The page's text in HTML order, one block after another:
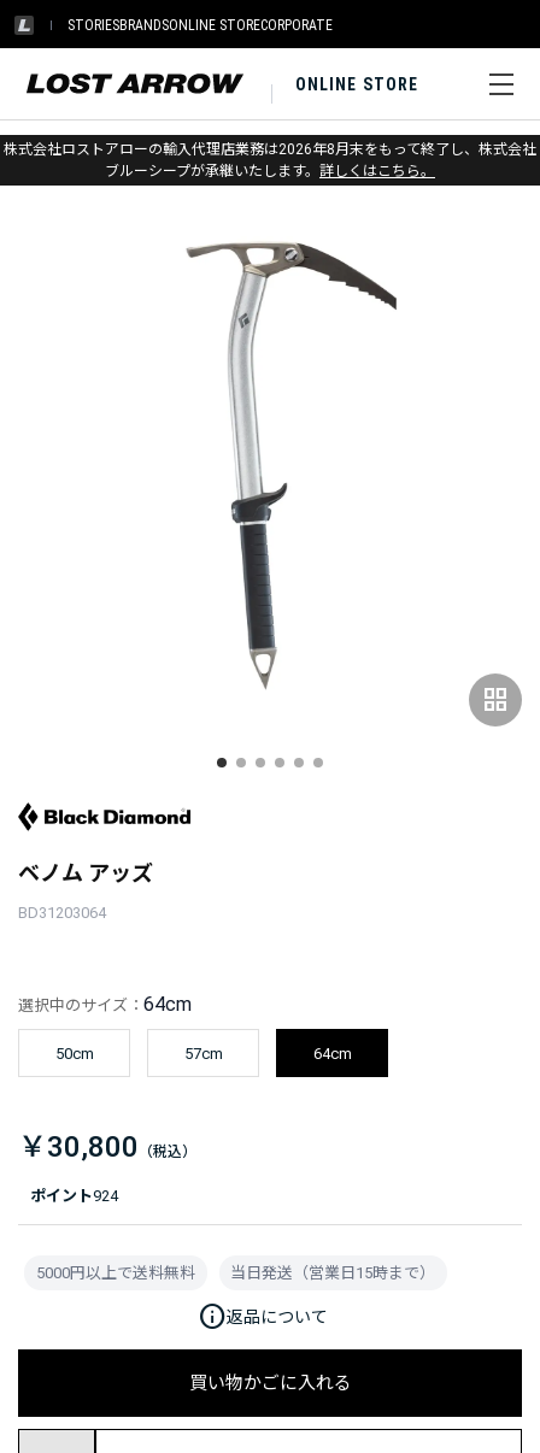
STORIESBRANDSONLINE STORECORPORATE
ONLINE STORE
株式会社ロストアローの輸入代理店業務は2026年8月末をもって終了し、株式会社
ブルーシープが承継いたします。 詳しくはこちら。
ホーム > ブラックダイヤモンド > アイス > アイスアックス&ピオレ
grid_view
ベノム アッズ
BD31203064
ポイント924
選択中のサイズ： 64cm
50cm 57cm 64cm
￥30,800
買い物かごに入れる
5000円以上で送料無料 当日発送（営業日15時まで）
info返品について